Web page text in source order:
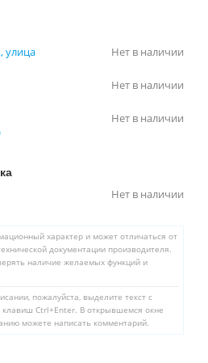
улица
Нет в наличии
Нет в наличии
Нет в наличии
Нет в наличии
характер и может отличаться от
документации производителя.
наличие желаемых функций и
пожалуйста, выделите текст с
Ctrl+Enter. В открывшемся окне
можете написать комментарий.